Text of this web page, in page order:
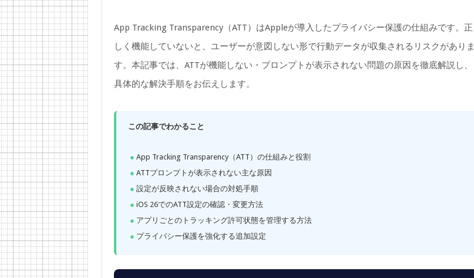
App Tracking Transparency（ATT）はAppleが導入したプライバシー保護の仕組みです。正
しく機能していないと、ユーザーが意図しない形で行動データが収集されるリスクがありま
す。本記事では、ATTが機能しない・プロンプトが表示されない問題の原因を徹底解説し、
具体的な解決手順をお伝えします。
この記事でわかること
App Tracking Transparency（ATT）の仕組みと役割
ATTプロンプトが表示されない主な原因
設定が反映されない場合の対処手順
iOS 26でのATT設定の確認・変更方法
アプリごとのトラッキング許可状態を管理する方法
プライバシー保護を強化する追加設定